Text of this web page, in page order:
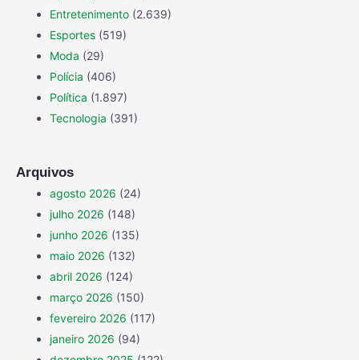
Entretenimento (2.639)
Esportes (519)
Moda (29)
Polícia (406)
Política (1.897)
Tecnologia (391)
Arquivos
agosto 2026 (24)
julho 2026 (148)
junho 2026 (135)
maio 2026 (132)
abril 2026 (124)
março 2026 (150)
fevereiro 2026 (117)
janeiro 2026 (94)